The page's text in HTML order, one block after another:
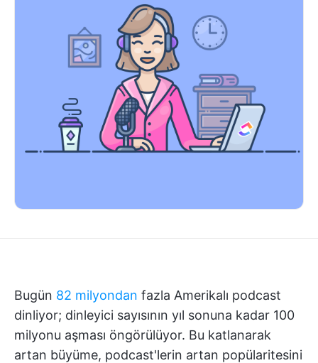
Bugün 82 milyondan fazla Amerikalı podcast
dinliyor; dinleyici sayısının yıl sonuna kadar 100
milyonu aşması öngörülüyor. Bu katlanarak
artan büyüme, podcast'lerin artan popülaritesini